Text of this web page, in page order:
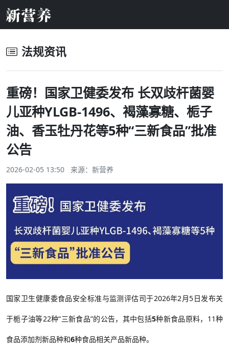
法规资讯
重磅！国家卫健委发布 长双歧杆菌婴
儿亚种YLGB-1496、褐藻寡糖、栀子
油、香玉牡丹花等5种“三新食品”批准
公告
2026-02-05 13:50 来源： 新营养
国家卫生健康委食品安全标准与监测评估司于2026年2月5日发布关
于栀子油等22种“三新食品”的公告，其中包括5种新食品原料，11种
食品添加剂新品种和6种食品相关产品新品种。